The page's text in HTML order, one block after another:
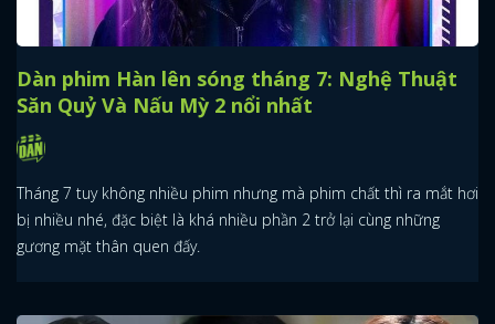
Dàn phim Hàn lên sóng tháng 7: Nghệ Thuật
Săn Quỷ Và Nấu Mỳ 2 nổi nhất
Tháng 7 tuy không nhiều phim nhưng mà phim chất thì ra mắt hơi
bị nhiều nhé, đặc biệt là khá nhiều phần 2 trở lại cùng những
gương mặt thân quen đấy.